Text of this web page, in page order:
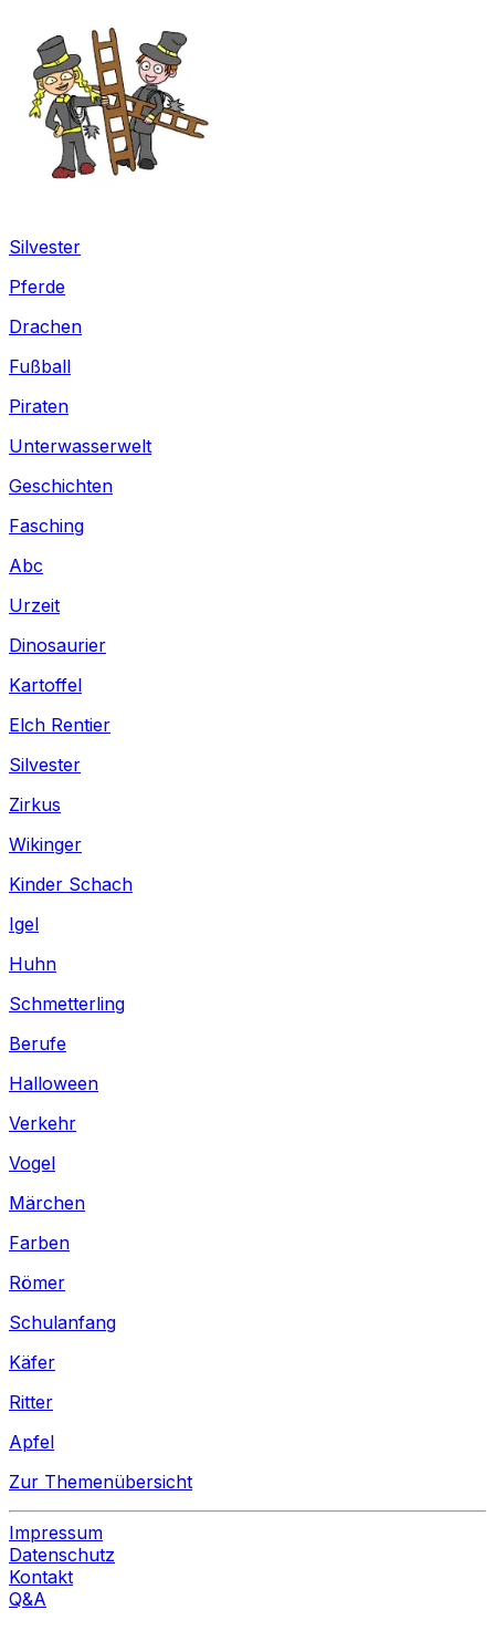
Silvester
Pferde
Drachen
Fußball
Piraten
Unterwasserwelt
Geschichten
Fasching
Abc
Urzeit
Dinosaurier
Kartoffel
Elch Rentier
Silvester
Zirkus
Wikinger
Kinder Schach
Igel
Huhn
Schmetterling
Berufe
Halloween
Verkehr
Vogel
Märchen
Farben
Römer
Schulanfang
Käfer
Ritter
Apfel
Zur Themenübersicht
Impressum
Datenschutz
Kontakt
Q&A